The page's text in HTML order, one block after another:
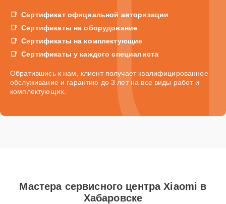
Сертификат официальной авторизации
Сертификаты на оборудование
Сертификаты на комплектующие
Сертификаты у каждого специалиста
Обратившись к нам, клиент получает квалифицированное
обслуживание и гарантию до 3 лет на все виды работ и
комплектующих.
Мастера сервисного центра Xiaomi в
Хабаровске